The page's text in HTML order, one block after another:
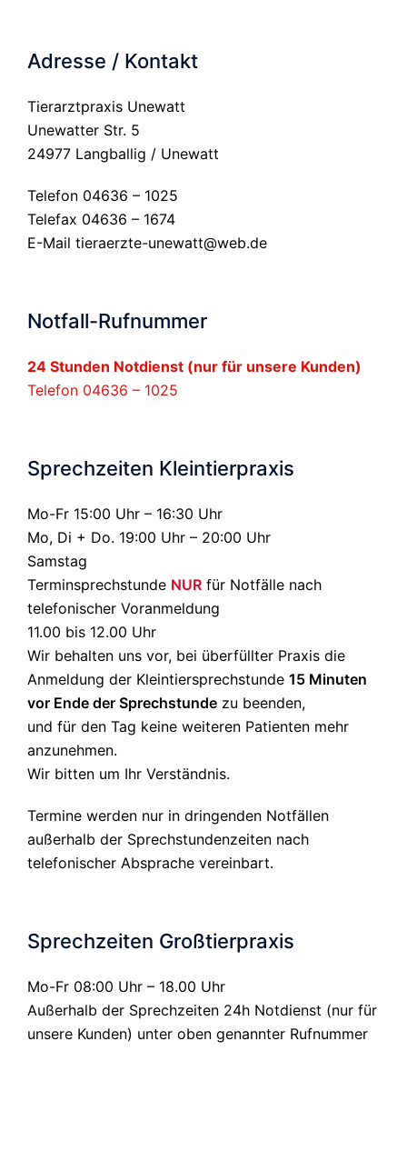
Adresse / Kontakt
Tierarztpraxis Unewatt
Unewatter Str. 5
24977 Langballig / Unewatt
Telefon 04636 – 1025
Telefax 04636 – 1674
E-Mail tieraerzte-unewatt@web.de
Notfall-Rufnummer
24 Stunden Notdienst (nur für unsere Kunden)
Telefon 04636 – 1025
Sprechzeiten Kleintierpraxis
Mo-Fr 15:00 Uhr – 16:30 Uhr
Mo, Di + Do. 19:00 Uhr – 20:00 Uhr
Samstag
Terminsprechstunde NUR für Notfälle nach
telefonischer Voranmeldung
11.00 bis 12.00 Uhr
Wir behalten uns vor, bei überfüllter Praxis die
Anmeldung der Kleintiersprechstunde 15 Minuten
vor Ende der Sprechstunde zu beenden,
und für den Tag keine weiteren Patienten mehr
anzunehmen.
Wir bitten um Ihr Verständnis.
Termine werden nur in dringenden Notfällen
außerhalb der Sprechstundenzeiten nach
telefonischer Absprache vereinbart.
Sprechzeiten Großtierpraxis
Mo-Fr 08:00 Uhr – 18.00 Uhr
Außerhalb der Sprechzeiten 24h Notdienst (nur für
unsere Kunden) unter oben genannter Rufnummer